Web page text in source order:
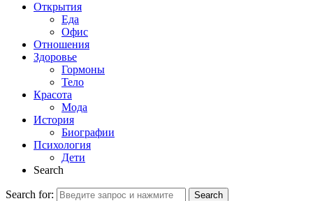
Открытия
Еда
Офис
Отношения
Здоровье
Гормоны
Тело
Красота
Мода
История
Биографии
Психология
Дети
Search
Search for: Search